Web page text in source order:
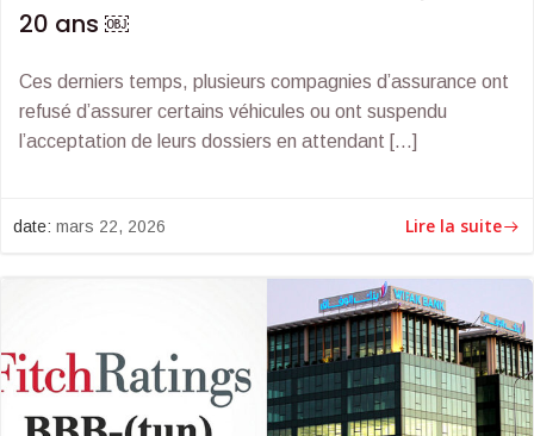
20 ans ￼
Ces derniers temps, plusieurs compagnies d’assurance ont
refusé d’assurer certains véhicules ou ont suspendu
l’acceptation de leurs dossiers en attendant […]
date: mars 22, 2026 Lire la suite